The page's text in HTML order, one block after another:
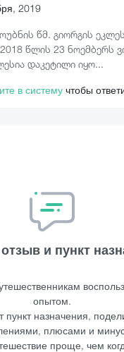
2019
წმ. გიორგის
წლის 23 ნოემბერს
დაკეტილი იყო...
в систему чтобы
и пункт
опытом.
пункт назначения,
плюсами и
проще, чем